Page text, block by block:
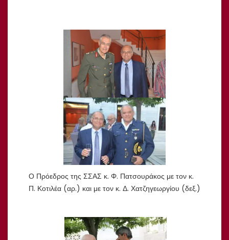
Ο Πρόεδρος της ΣΣΑΣ κ. Φ. Πατσουράκος με τον κ.
Π. Κοτιλέα (αρ.) και με τον κ. Δ. Χατζηγεωργίου (δεξ.)